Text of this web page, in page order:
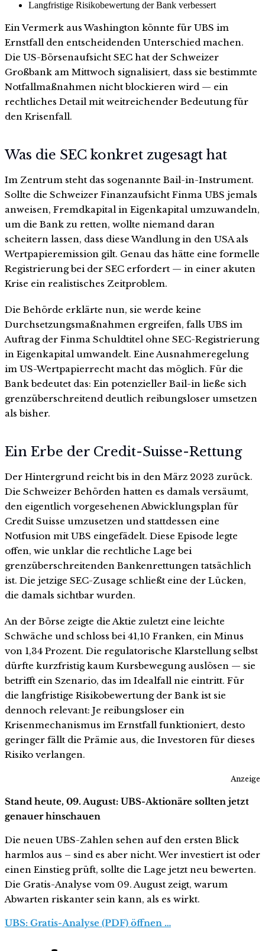
Langfristige Risikobewertung der Bank verbessert
Ein Vermerk aus Washington könnte für UBS im
Ernstfall den entscheidenden Unterschied machen.
Die US-Börsenaufsicht SEC hat der Schweizer
Großbank am Mittwoch signalisiert, dass sie bestimmte
Notfallmaßnahmen nicht blockieren wird — ein
rechtliches Detail mit weitreichender Bedeutung für
den Krisenfall.
Was die SEC konkret zugesagt hat
Im Zentrum steht das sogenannte Bail-in-Instrument.
Sollte die Schweizer Finanzaufsicht Finma UBS jemals
anweisen, Fremdkapital in Eigenkapital umzuwandeln,
um die Bank zu retten, wollte niemand daran
scheitern lassen, dass diese Wandlung in den USA als
Wertpapieremission gilt. Genau das hätte eine formelle
Registrierung bei der SEC erfordert — in einer akuten
Krise ein realistisches Zeitproblem.
Die Behörde erklärte nun, sie werde keine
Durchsetzungsmaßnahmen ergreifen, falls UBS im
Auftrag der Finma Schuldtitel ohne SEC-Registrierung
in Eigenkapital umwandelt. Eine Ausnahmeregelung
im US-Wertpapierrecht macht das möglich. Für die
Bank bedeutet das: Ein potenzieller Bail-in ließe sich
grenzüberschreitend deutlich reibungsloser umsetzen
als bisher.
Ein Erbe der Credit-Suisse-Rettung
Der Hintergrund reicht bis in den März 2023 zurück.
Die Schweizer Behörden hatten es damals versäumt,
den eigentlich vorgesehenen Abwicklungsplan für
Credit Suisse umzusetzen und stattdessen eine
Notfusion mit UBS eingefädelt. Diese Episode legte
offen, wie unklar die rechtliche Lage bei
grenzüberschreitenden Bankenrettungen tatsächlich
ist. Die jetzige SEC-Zusage schließt eine der Lücken,
die damals sichtbar wurden.
An der Börse zeigte die Aktie zuletzt eine leichte
Schwäche und schloss bei 41,10 Franken, ein Minus
von 1,34 Prozent. Die regulatorische Klarstellung selbst
dürfte kurzfristig kaum Kursbewegung auslösen — sie
betrifft ein Szenario, das im Idealfall nie eintritt. Für
die langfristige Risikobewertung der Bank ist sie
dennoch relevant: Je reibungsloser ein
Krisenmechanismus im Ernstfall funktioniert, desto
geringer fällt die Prämie aus, die Investoren für dieses
Risiko verlangen.
Anzeige
Stand heute, 09. August: UBS-Aktionäre sollten jetzt
genauer hinschauen
Die neuen UBS-Zahlen sehen auf den ersten Blick
harmlos aus – sind es aber nicht. Wer investiert ist oder
einen Einstieg prüft, sollte die Lage jetzt neu bewerten.
Die Gratis-Analyse vom 09. August zeigt, warum
Abwarten riskanter sein kann, als es wirkt.
UBS: Gratis-Analyse (PDF) öffnen …